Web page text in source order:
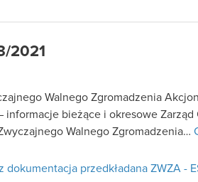
2021
Walnego Zgromadzenia
informacje bieżące i okresowe Zarząd
Walnego Zgromadzenia…
dokumentacja przedkładana ZWZA -